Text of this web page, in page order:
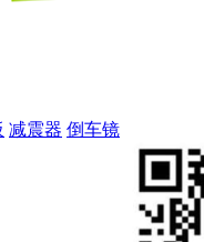
减震器 倒车镜